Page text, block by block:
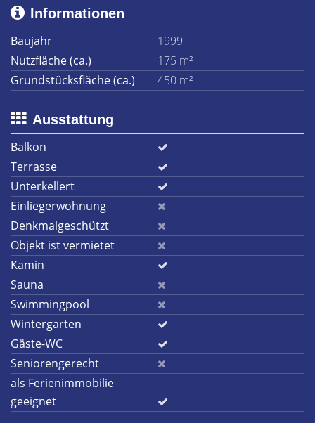
Informationen
Baujahr
1999
Nutzfläche (ca.)
175 m²
Grundstücksfläche (ca.)
450 m²
Ausstattung
Balkon
Terrasse
Unterkellert
Einliegerwohnung
Denkmalgeschützt
Objekt ist vermietet
Kamin
Sauna
Swimmingpool
Wintergarten
Gäste-WC
Seniorengerecht
als Ferienimmobilie
geeignet